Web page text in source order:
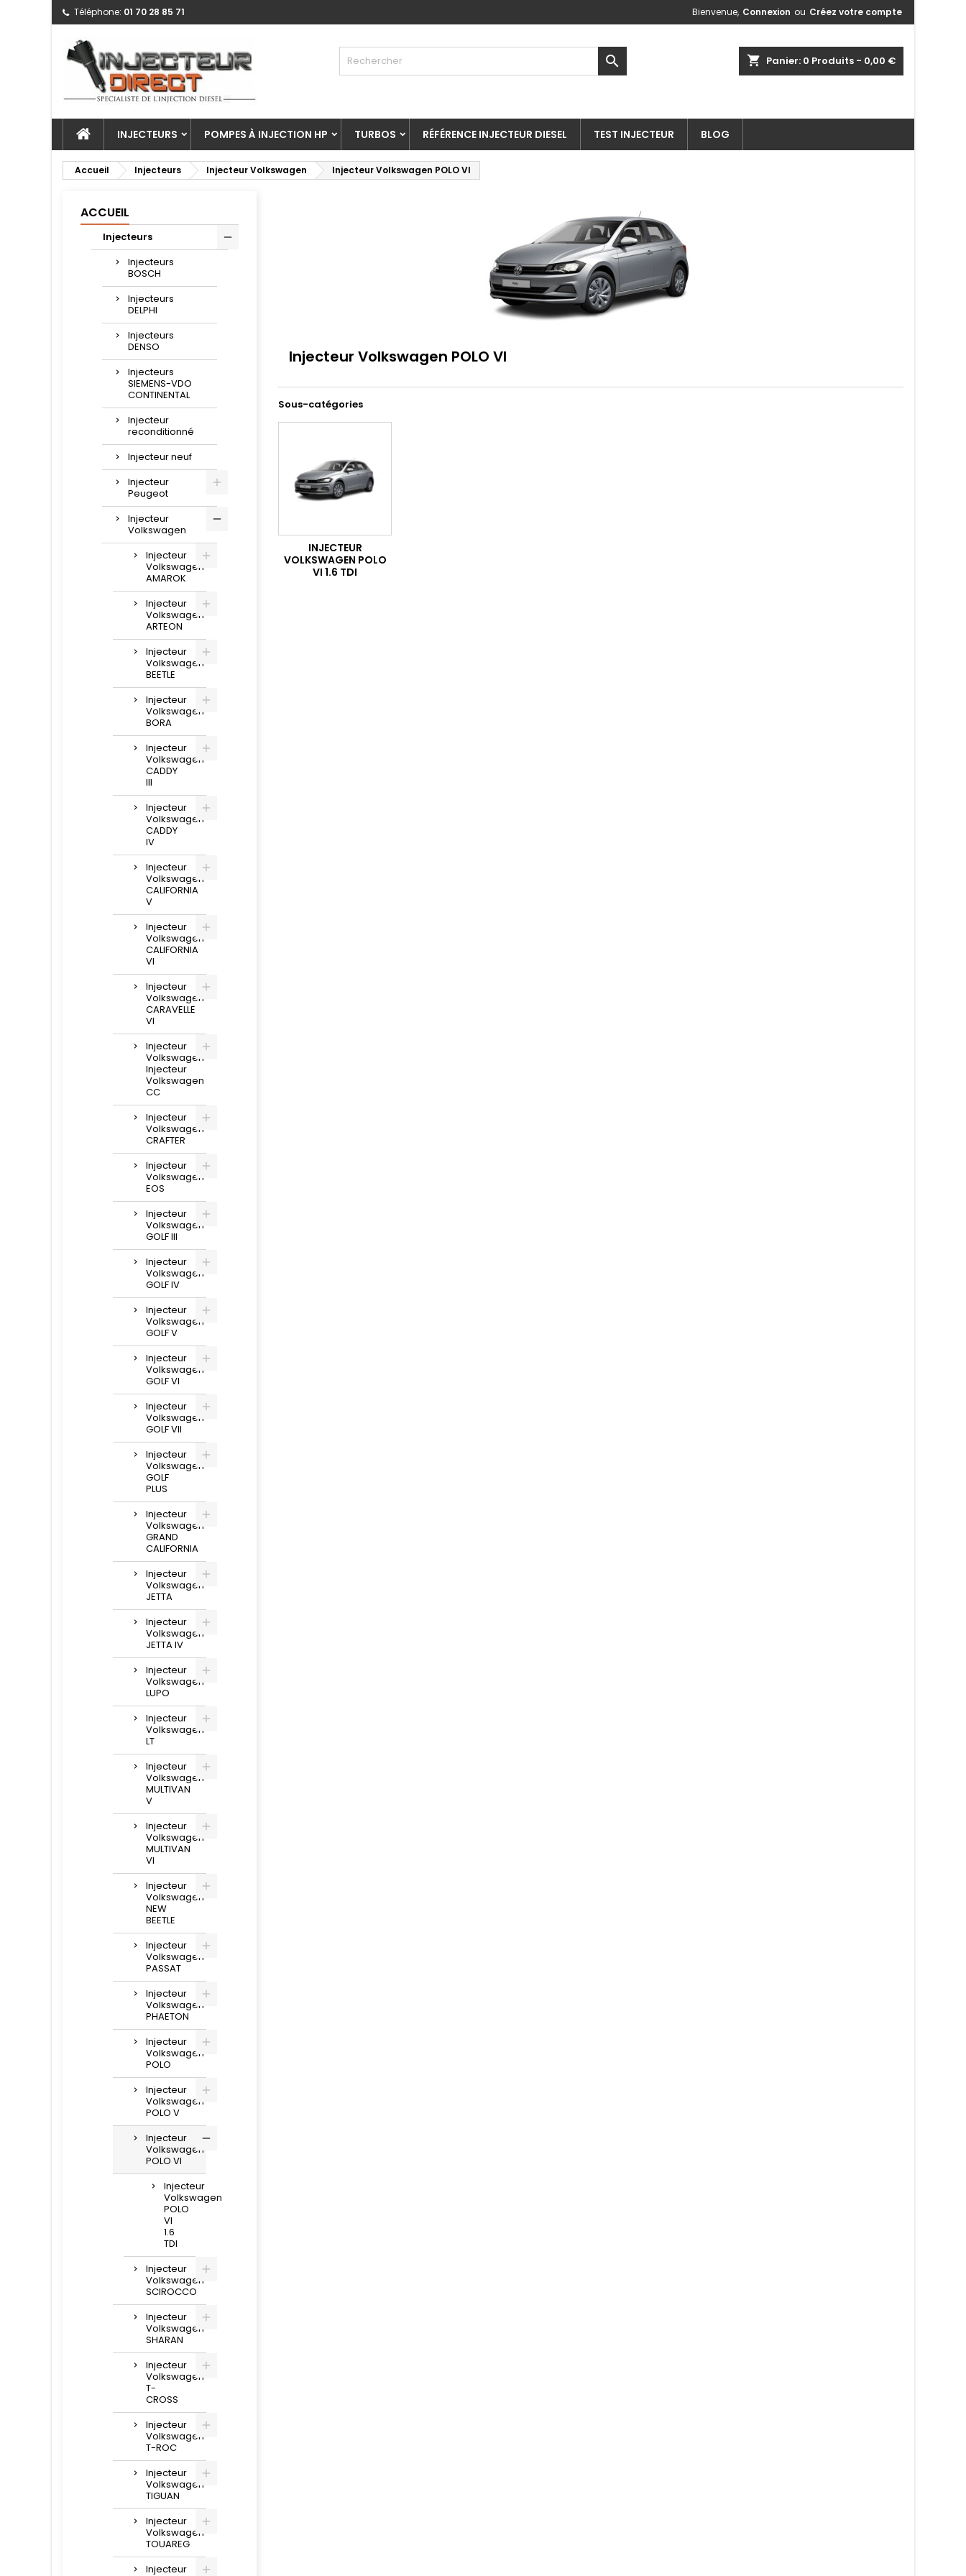
Téléphone: 01 70 28 85 71 Bienvenue, Connexion ou Créez votre compte
shopping_cart Panier: 0 Produits - 0,00 €

INJECTEURS POMPES À INJECTION HP TURBOS RÉFÉRENCE INJECTEUR DIESEL TEST INJECTEUR BLOG
Accueil Injecteurs Injecteur Volkswagen Injecteur Volkswagen POLO VI
ACCUEIL
Injecteurs
Injecteurs
BOSCH
Injecteurs
DELPHI
Injecteurs
DENSO
Injecteurs
SIEMENS-VDO
CONTINENTAL
Injecteur
reconditionné
Injecteur neuf
Injecteur
Peugeot
Injecteur
Volkswagen
Injecteur
Volkswagen
AMAROK
Injecteur
Volkswagen
ARTEON
Injecteur
Volkswagen
BEETLE
Injecteur
Volkswagen
BORA
Injecteur
Volkswagen
CADDY
III
Injecteur
Volkswagen
CADDY
IV
Injecteur
Volkswagen
CALIFORNIA
V
Injecteur
Volkswagen
CALIFORNIA
VI
Injecteur
Volkswagen
CARAVELLE
VI
Injecteur
Volkswagen
Injecteur
Volkswagen
CC
Injecteur
Volkswagen
CRAFTER
Injecteur
Volkswagen
EOS
Injecteur
Volkswagen
GOLF III
Injecteur
Volkswagen
GOLF IV
Injecteur
Volkswagen
GOLF V
Injecteur
Volkswagen
GOLF VI
Injecteur
Volkswagen
GOLF VII
Injecteur
Volkswagen
GOLF
PLUS
Injecteur
Volkswagen
GRAND
CALIFORNIA
Injecteur
Volkswagen
JETTA
Injecteur
Volkswagen
JETTA IV
Injecteur
Volkswagen
LUPO
Injecteur
Volkswagen
LT
Injecteur
Volkswagen
MULTIVAN
V
Injecteur
Volkswagen
MULTIVAN
VI
Injecteur
Volkswagen
NEW
BEETLE
Injecteur
Volkswagen
PASSAT
Injecteur
Volkswagen
PHAETON
Injecteur
Volkswagen
POLO
Injecteur
Volkswagen
POLO V
Injecteur
Volkswagen
POLO VI
Injecteur
Volkswagen
POLO
VI
1.6
TDI
Injecteur
Volkswagen
SCIROCCO
Injecteur
Volkswagen
SHARAN
Injecteur
Volkswagen
T-
CROSS
Injecteur
Volkswagen
T-ROC
Injecteur
Volkswagen
TIGUAN
Injecteur
Volkswagen
TOUAREG
Injecteur
Injecteur Volkswagen POLO VI
Sous-catégories
INJECTEUR
VOLKSWAGEN POLO
VI 1.6 TDI